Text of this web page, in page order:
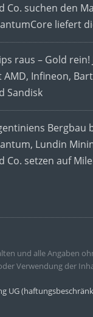
Co. suchen den
liefert
raus – Gold
AMD, Infineon,
Sandisk
Bergbau
Lundin
Co. setzen auf
und alle Angaben
Verwendung der
UG